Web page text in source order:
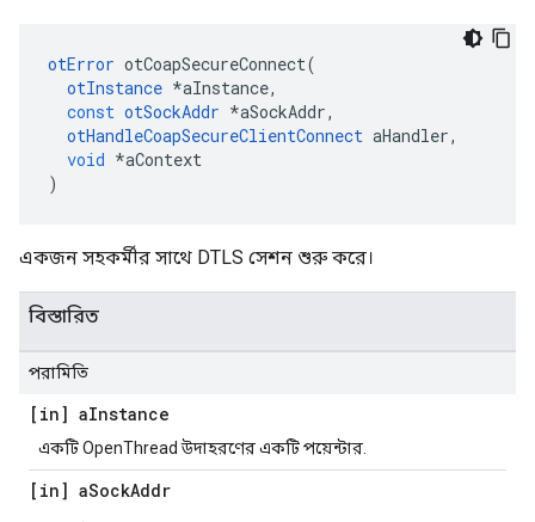
otError otCoapSecureConnect(
otInstance *aInstance,
const otSockAddr *aSockAddr,
otHandleCoapSecureClientConnect aHandler,
void *aContext
)
একজন সহকর্মীর সাথে DTLS সেশন শুরু করে।
বিস্তারিত
পরামিতি
[in] aInstance
একটি OpenThread উদাহরণের একটি পয়েন্টার.
[in] aSockAddr